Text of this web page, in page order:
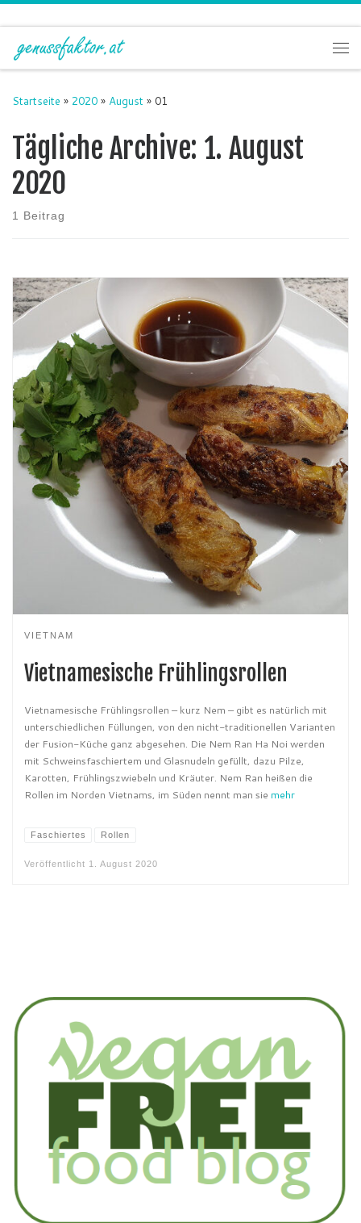
Zum Inhalt springen
Startseite » 2020 » August » 01
Tägliche Archive: 1. August
2020
1 Beitrag
VIETNAM
Vietnamesische Frühlingsrollen
Vietnamesische Frühlingsrollen – kurz Nem – gibt es natürlich mit
unterschiedlichen Füllungen, von den nicht-traditionellen Varianten
der Fusion-Küche ganz abgesehen. Die Nem Ran Ha Noi werden
mit Schweinsfaschiertem und Glasnudeln gefüllt, dazu Pilze,
Karotten, Frühlingszwiebeln und Kräuter. Nem Ran heißen die
Rollen im Norden Vietnams, im Süden nennt man sie mehr
Faschiertes Rollen
Veröffentlicht 1. August 2020